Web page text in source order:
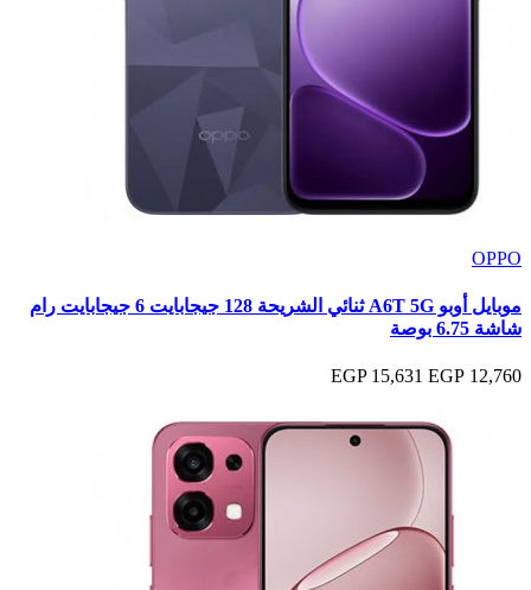
OPPO
موبايل أوبو A6T 5G ثنائي الشريحة 128 جيجابايت 6 جيجابايت رام
شاشة 6.75 بوصة
12,760 EGP
15,631 EGP